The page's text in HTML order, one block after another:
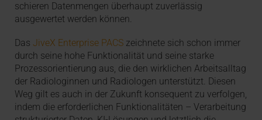
schieren Datenmengen überhaupt zuverlässig
ausgewertet werden können.
DasJiveX Enterprise PACS zeichnete sich schon immer
durch seine hohe Funktionalität und seine starke
Prozessorientierung aus, die den wirklichen Arbeitsalltag
der Radiologinnen und Radiologen unterstützt. Diesen
Weg gilt es auch in der Zukunft konsequent zu verfolgen,
indem die erforderlichen Funktionalitäten – Verarbeitung